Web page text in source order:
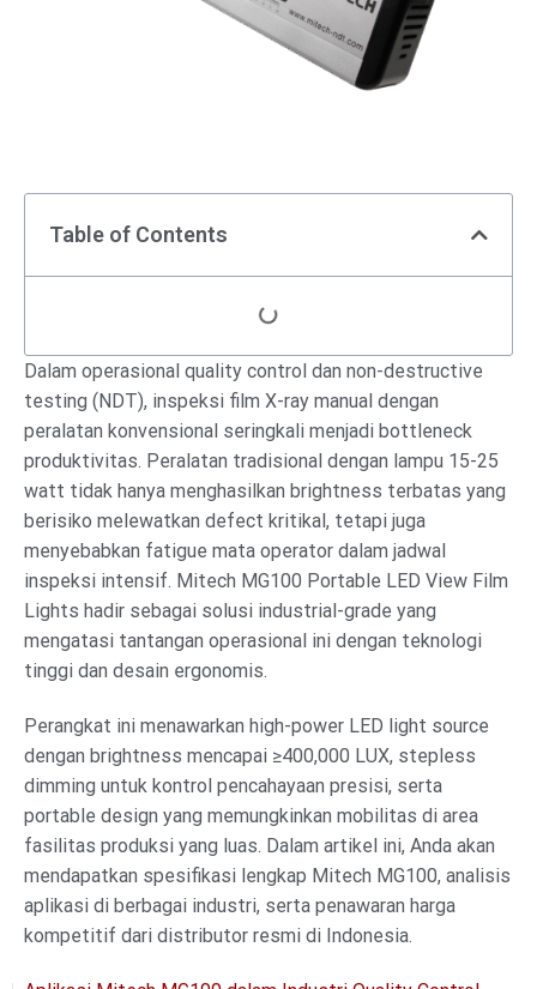
Table of Contents
Dalam operasional quality control dan non-destructive
testing (NDT), inspeksi film X-ray manual dengan
peralatan konvensional seringkali menjadi bottleneck
produktivitas. Peralatan tradisional dengan lampu 15-25
watt tidak hanya menghasilkan brightness terbatas yang
berisiko melewatkan defect kritikal, tetapi juga
menyebabkan fatigue mata operator dalam jadwal
inspeksi intensif. Mitech MG100 Portable LED View Film
Lights hadir sebagai solusi industrial-grade yang
mengatasi tantangan operasional ini dengan teknologi
tinggi dan desain ergonomis.
Perangkat ini menawarkan high-power LED light source
dengan brightness mencapai ≥400,000 LUX, stepless
dimming untuk kontrol pencahayaan presisi, serta
portable design yang memungkinkan mobilitas di area
fasilitas produksi yang luas. Dalam artikel ini, Anda akan
mendapatkan spesifikasi lengkap Mitech MG100, analisis
aplikasi di berbagai industri, serta penawaran harga
kompetitif dari distributor resmi di Indonesia.